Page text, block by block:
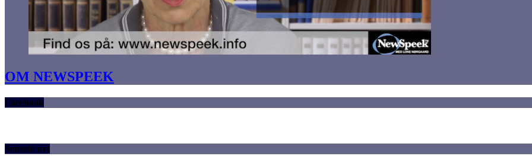
OM NEWSPEEK
Facebook
Seneste nyt